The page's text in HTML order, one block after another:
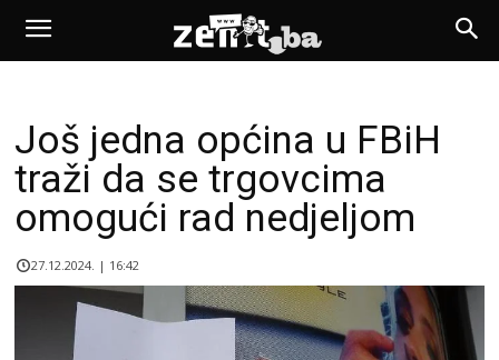
Još jedna općina u FBiH
traži da se trgovcima
omogući rad nedjeljom
27.12.2024. | 16:42